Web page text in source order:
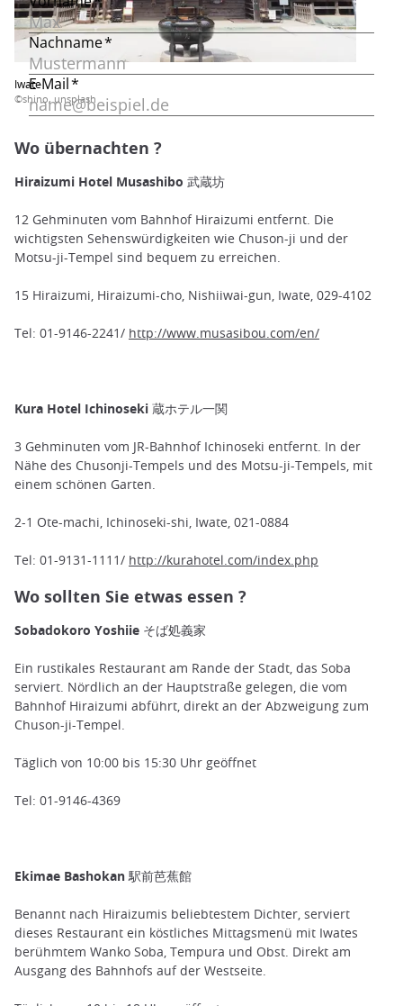
Iwate
©shino, unsplash
Wo übernachten ?
Hiraizumi Hotel Musashibo 武蔵坊
12 Gehminuten vom Bahnhof Hiraizumi entfernt. Die
wichtigsten Sehenswürdigkeiten wie Chuson-ji und der
Motsu-ji-Tempel sind bequem zu erreichen.
15 Hiraizumi, Hiraizumi-cho, Nishiiwai-gun, Iwate, 029-4102
Tel: 01-9146-2241/ http://www.musasibou.com/en/
Kura Hotel Ichinoseki 蔵ホテル一関
3 Gehminuten vom JR-Bahnhof Ichinoseki entfernt. In der
Nähe des Chusonji-Tempels und des Motsu-ji-Tempels, mit
einem schönen Garten.
2-1 Ote-machi, Ichinoseki-shi, Iwate, 021-0884
Tel: 01-9131-1111/ http://kurahotel.com/index.php
Wo sollten Sie etwas essen ?
Sobadokoro Yoshiie そば処義家
Ein rustikales Restaurant am Rande der Stadt, das Soba
serviert. Nördlich an der Hauptstraße gelegen, die vom
Bahnhof Hiraizumi abführt, direkt an der Abzweigung zum
Chuson-ji-Tempel.
Täglich von 10:00 bis 15:30 Uhr geöffnet
Tel: 01-9146-4369
Ekimae Bashokan 駅前芭蕉館
Benannt nach Hiraizumis beliebtestem Dichter, serviert
dieses Restaurant ein köstliches Mittagsmenü mit Iwates
berühmtem Wanko Soba, Tempura und Obst. Direkt am
Ausgang des Bahnhofs auf der Westseite.